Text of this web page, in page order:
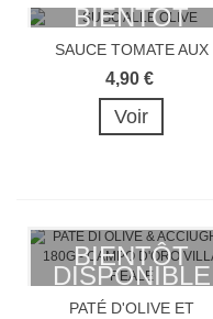
BIENTÔT
DISPONIBLE
SAUCE TOMATE AUX
OLIVES 300G
4,90 €
Voir
BIENTÔT
DISPONIBLE
PATÉ D'OLIVE ET